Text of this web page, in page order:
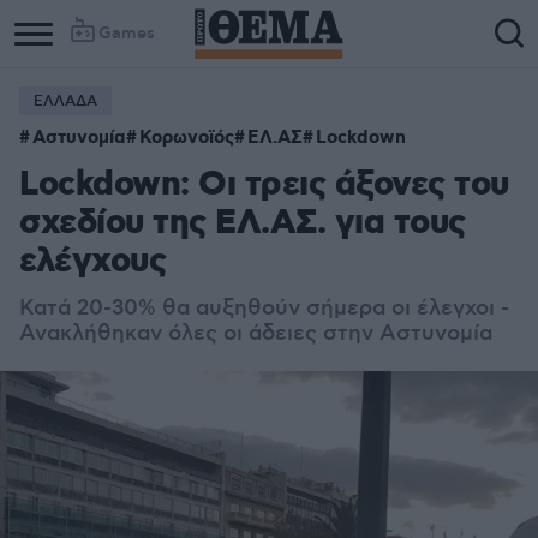
Games
Column
1
Column
2
ΕΛΛΑΔΑ
Αστυνομία Κορωνοϊός ΕΛ.ΑΣ Lockdown
Lockdown: Οι τρεις άξονες του
σχεδίου της ΕΛ.ΑΣ. για τους
ελέγχους
Κατά 20-30% θα αυξηθούν σήμερα οι έλεγχοι -
Ανακλήθηκαν όλες οι άδειες στην Αστυνομία